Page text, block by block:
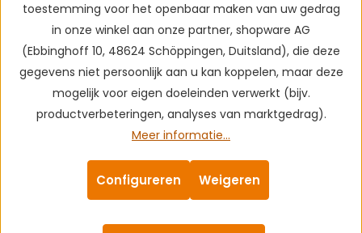
toestemming voor het openbaar maken van uw gedrag
in onze winkel aan onze partner, shopware AG
(Ebbinghoff 10, 48624 Schöppingen, Duitsland), die deze
gegevens niet persoonlijk aan u kan koppelen, maar deze
mogelijk voor eigen doeleinden verwerkt (bijv.
productverbeteringen, analyses van marktgedrag).
Meer informatie...
Weigeren
Configureren